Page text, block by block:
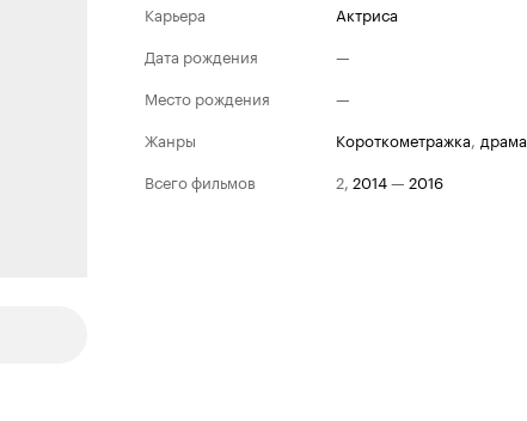
Карьера
Актриса
Дата рождения
—
Место рождения
—
Жанры
короткометражка, драма
Всего фильмов
2, 2014— 2016